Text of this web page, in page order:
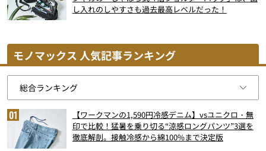
し入れのしやすさも過去最高レベルだった！
モノマックス 人気記事ランキング
【ワークマンの1,590円冷感デニム】vsユニクロ・無
印で比較！猛暑を乗り切る“涼感ロングパンツ”3選を
徹底解剖。接触冷感から綿100%まで決定版